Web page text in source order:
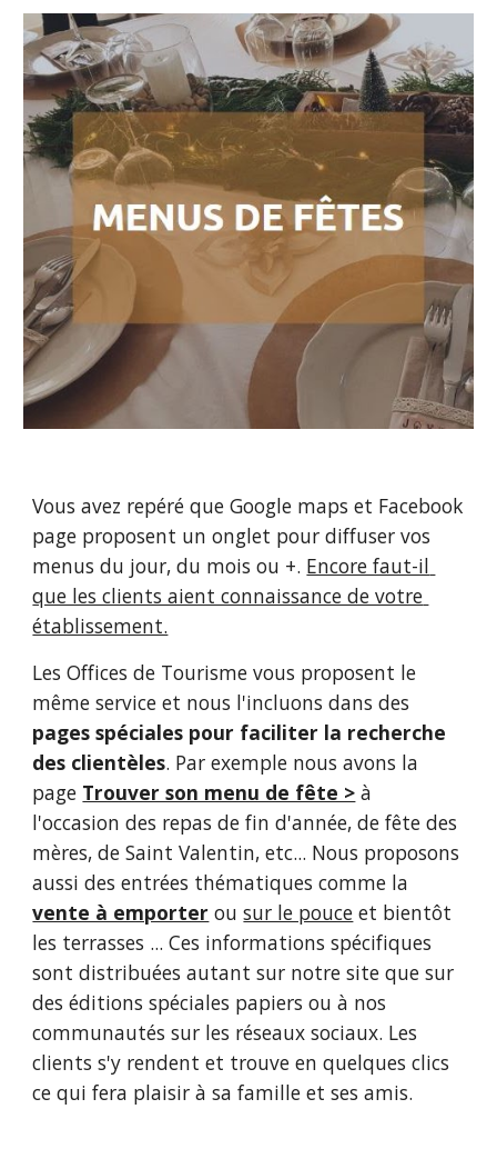
Vous avez repéré que Google maps et Facebook
page proposent un onglet pour diffuser vos
menus du jour, du mois ou +. Encore faut-il
que les clients aient connaissance de votre
établissement.
Les Offices de Tourisme vous proposent le
pages spéciales pour faciliter la recherche
des clientèles. Par exemple nous avons la
page Trouver son menu de fête > à
l'occasion des repas de fin d'année, de fête des
mères, de Saint Valentin, etc... Nous proposons
vente à emporter ou sur le pouce et bientôt
les terrasses ... Ces informations spécifiques
sont distribuées autant sur notre site que sur
des éditions spéciales papiers ou à nos
communautés sur les réseaux sociaux. Les
clients s'y rendent et trouve en quelques clics
ce qui fera plaisir à sa famille et ses amis.